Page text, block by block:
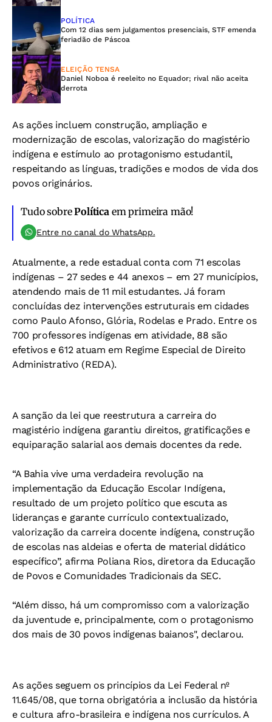
POLÍTICA
Com 12 dias sem julgamentos presenciais, STF emenda
feriadão de Páscoa
ELEIÇÃO TENSA
Daniel Noboa é reeleito no Equador; rival não aceita
derrota
As ações incluem construção, ampliação e
modernização de escolas, valorização do magistério
indígena e estímulo ao protagonismo estudantil,
respeitando as línguas, tradições e modos de vida dos
povos originários.
Tudo sobrePolítica em primeira mão!
Entre no canal do WhatsApp.
Atualmente, a rede estadual conta com 71 escolas
indígenas – 27 sedes e 44 anexos – em 27 municípios,
atendendo mais de 11 mil estudantes. Já foram
concluídas dez intervenções estruturais em cidades
como Paulo Afonso, Glória, Rodelas e Prado. Entre os
700 professores indígenas em atividade, 88 são
efetivos e 612 atuam em Regime Especial de Direito
Administrativo (REDA).
A sanção da lei que reestrutura a carreira do
magistério indígena garantiu direitos, gratificações e
equiparação salarial aos demais docentes da rede.
“A Bahia vive uma verdadeira revolução na
implementação da Educação Escolar Indígena,
resultado de um projeto político que escuta as
lideranças e garante currículo contextualizado,
valorização da carreira docente indígena, construção
de escolas nas aldeias e oferta de material didático
específico”, afirma Poliana Rios, diretora da Educação
de Povos e Comunidades Tradicionais da SEC.
“Além disso, há um compromisso com a valorização
da juventude e, principalmente, com o protagonismo
dos mais de 30 povos indígenas baianos", declarou.
As ações seguem os princípios da Lei Federal nº
11.645/08, que torna obrigatória a inclusão da história
e cultura afro-brasileira e indígena nos currículos. A